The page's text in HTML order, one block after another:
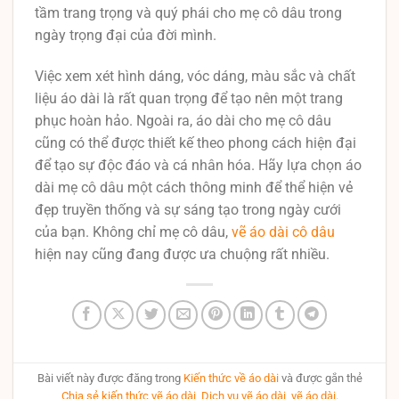
tầm trang trọng và quý phái cho mẹ cô dâu trong
ngày trọng đại của đời mình.
Việc xem xét hình dáng, vóc dáng, màu sắc và chất
liệu áo dài là rất quan trọng để tạo nên một trang
phục hoàn hảo. Ngoài ra, áo dài cho mẹ cô dâu
cũng có thể được thiết kế theo phong cách hiện đại
để tạo sự độc đáo và cá nhân hóa. Hãy lựa chọn áo
dài mẹ cô dâu một cách thông minh để thể hiện vẻ
đẹp truyền thống và sự sáng tạo trong ngày cưới
của bạn. Không chỉ mẹ cô dâu, vẽ áo dài cô dâu
hiện nay cũng đang được ưa chuộng rất nhiều.
Bài viết này được đăng trong Kiến thức về áo dàivà được gắn thẻ
Chia sẻ kiến thức vẽ áo dài, Dịch vụ vẽ áo dài, vẽ áo dài.